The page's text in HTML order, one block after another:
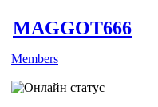
MAGGOT666
Members